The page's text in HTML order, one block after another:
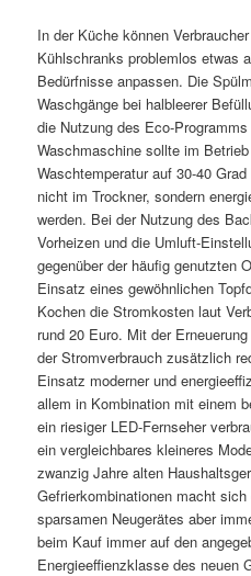
In der Küche können
Kühlschranks problemlos etwas
Bedürfnisse anpassen. Die
Waschgänge bei halbleerer
die Nutzung des Eco-
Waschmaschine sollte im
Waschtemperatur auf 30-40
nicht im Trockner, sondern
werden. Bei der Nutzung des
Vorheizen und die Umluft-
gegenüber der häufig genutzten
Einsatz eines gewöhnlichen
Kochen die Stromkosten laut
rund 20 Euro. Mit der
der Stromverbrauch zusätzlich
Einsatz moderner und
allem in Kombination mit einem
ein riesiger LED-Fernseher
ein vergleichbares kleineres
zwanzig Jahre alten
Gefrierkombinationen macht
sparsamen Neugerätes aber
beim Kauf immer auf den
Energieeffienzklasse des neuen